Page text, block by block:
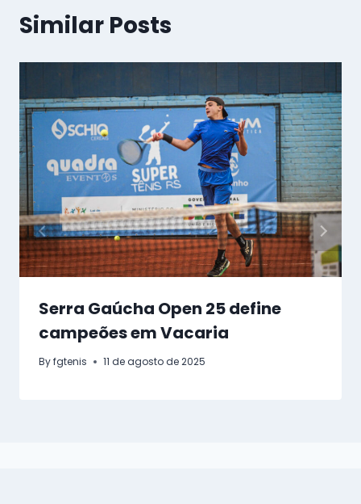
Similar Posts
Serra Gaúcha Open 25 define
campeões em Vacaria
Byfgtenis 11 de agosto de 2025